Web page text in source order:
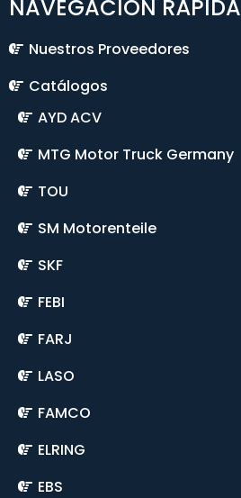
NAVEGACIÓN RÁPIDA
Nuestros Proveedores
Catálogos
AYD ACV
MTG Motor Truck Germany
TOU
SM Motorenteile
SKF
FEBI
FARJ
LASO
FAMCO
ELRING
EBS